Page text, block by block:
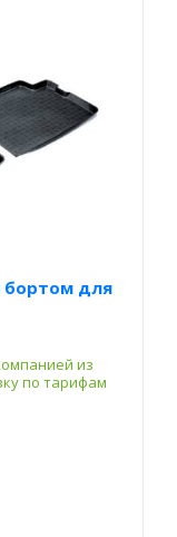
бортом для
из
по тарифам